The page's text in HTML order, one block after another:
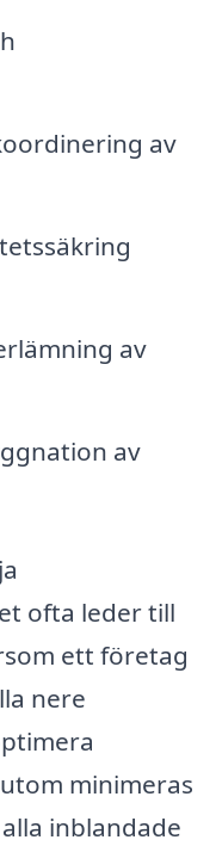
av
av
av
ofta leder till
ett företag
nere
minimeras
inblandade